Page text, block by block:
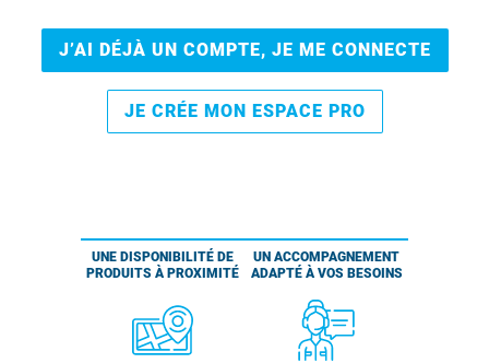
J’AI DÉJÀ UN COMPTE, JE ME CONNECTE
JE CRÉE MON ESPACE PRO
UNE DISPONIBILITÉ DE
PRODUITS À PROXIMITÉ
UN ACCOMPAGNEMENT
ADAPTÉ À VOS BESOINS